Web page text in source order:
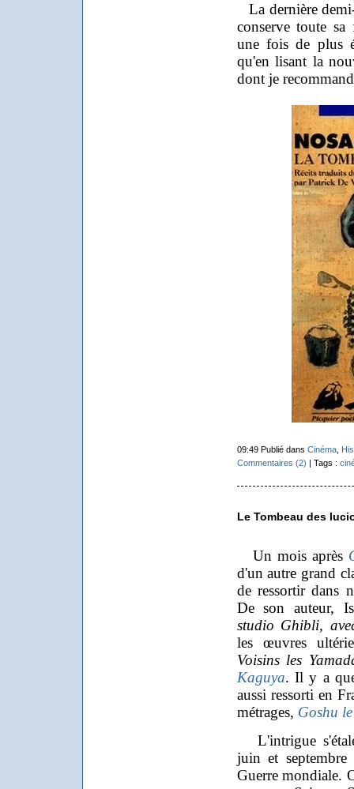
La dernière
conserve toute
une fois de plus
qu'en lisant la
dont je
09:49 Publié dans Cinéma,
Commentaires (2) | Tags :
Le Tombeau des
Un mois après
d'un autre grand
de ressortir dans
De son auteur,
studio Ghibli,
les œuvres
Voisins les
Kaguya. Il y a
aussi ressorti en
métrages, Goshu
L'intrigue
juin et
Guerre mondiale.